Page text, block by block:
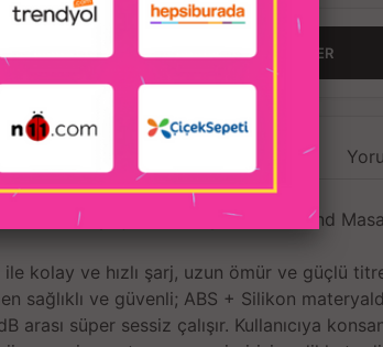
STOGA GIRINCE HABER VER
Taksit Seçenekleri
IRINA Usb Şarjlı 7 Fonksiyonlu AV Wand
ile kolay ve hızlı şarj, uzun ömür ve güçlü
sağlıklı ve güvenli; ABS + Silikon
arası süper sessiz çalışır. Kullanıcıya